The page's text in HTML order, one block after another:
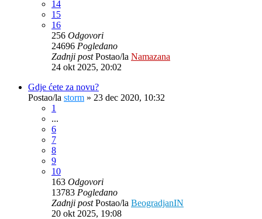
14
15
16
256 Odgovori
24696 Pogledano
Zadnji postPostao/la Namazana
24 okt 2025, 20:02
Gdje ćete za novu?
Postao/la storm » 23 dec 2020, 10:32
1
...
6
7
8
9
10
163 Odgovori
13783 Pogledano
Zadnji postPostao/la BeogradjanIN
20 okt 2025, 19:08